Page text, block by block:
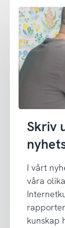
Skriv
I vårt
våra
kunskap